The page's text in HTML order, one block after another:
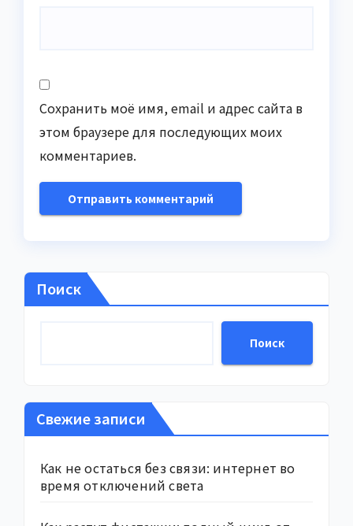
Сохранить моё имя, email и адрес сайта в
этом браузере для последующих моих
комментариев.
Поиск
Поиск
Свежие записи
Как не остаться без связи: интернет во
время отключений света